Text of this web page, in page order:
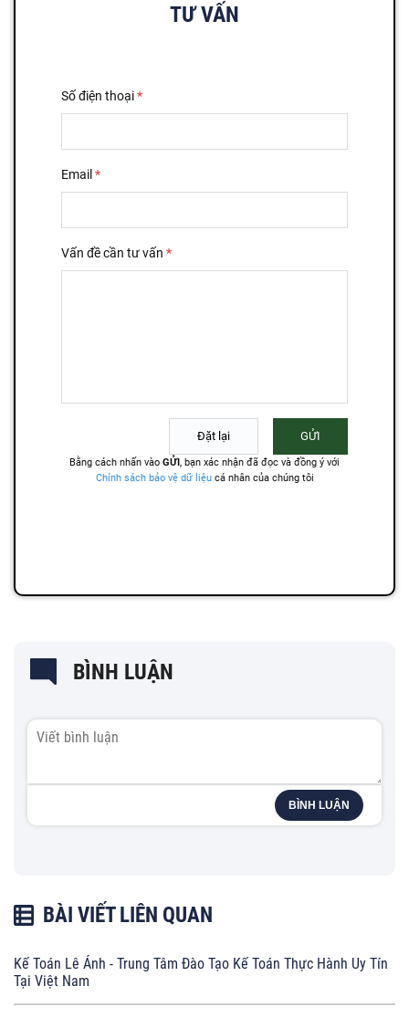
TƯ VẤN
BÌNH LUẬN
BÌNH LUẬN
BÀI VIẾT LIÊN QUAN
Kế Toán Lê Ánh - Trung Tâm Đào Tạo Kế Toán Thực Hành Uy Tín
Tại Việt Nam